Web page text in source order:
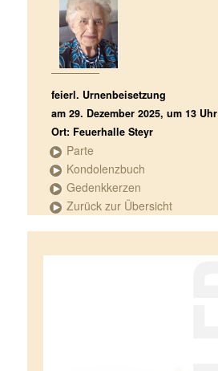
feierl. Urnenbeisetzung
am 29. Dezember 2025, um 13 Uhr
Ort: Feuerhalle Steyr
Parte
Kondolenzbuch
Gedenkkerzen
Zurück zur Übersicht